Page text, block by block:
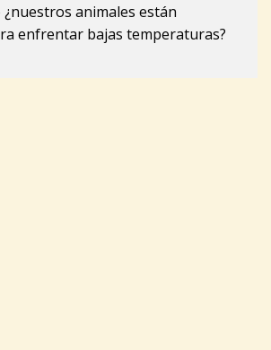
animales están
enfrentar bajas temperaturas?